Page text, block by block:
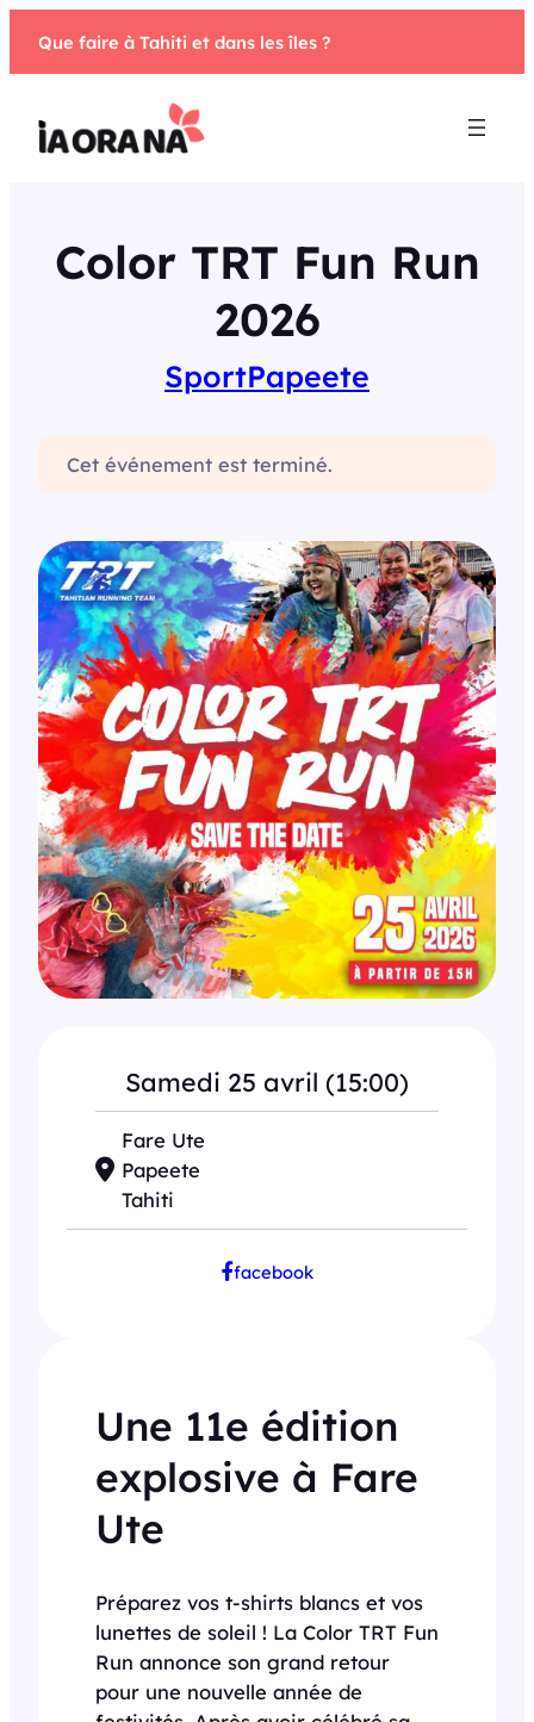
Que faire à Tahiti et dans les îles ?
Color TRT Fun Run
2026
SportPapeete
Cet événement est terminé.
Une 11e édition
explosive à Fare
Ute
Préparez vos t-shirts blancs et vos
lunettes de soleil ! La Color TRT Fun
Run annonce son grand retour
pour une nouvelle année de
Samedi 25 avril (15:00)
Fare Ute
Papeete
Tahiti
facebook